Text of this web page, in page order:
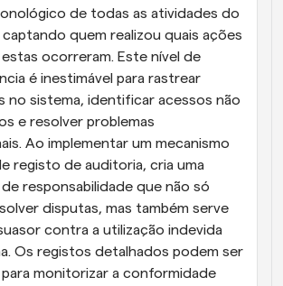
de todas as atividades do
quem realizou quais ações
ocorreram. Este nível de
é inestimável para rastrear
no sistema, identificar acessos não
e resolver problemas
Ao implementar um mecanismo
registo de auditoria, cria uma
responsabilidade que não só
disputas, mas também serve
contra a utilização indevida
Os registos detalhados podem ser
monitorizar a conformidade